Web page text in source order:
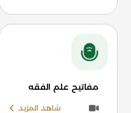
مفاتيح علم الفقه
شاهد المزيد